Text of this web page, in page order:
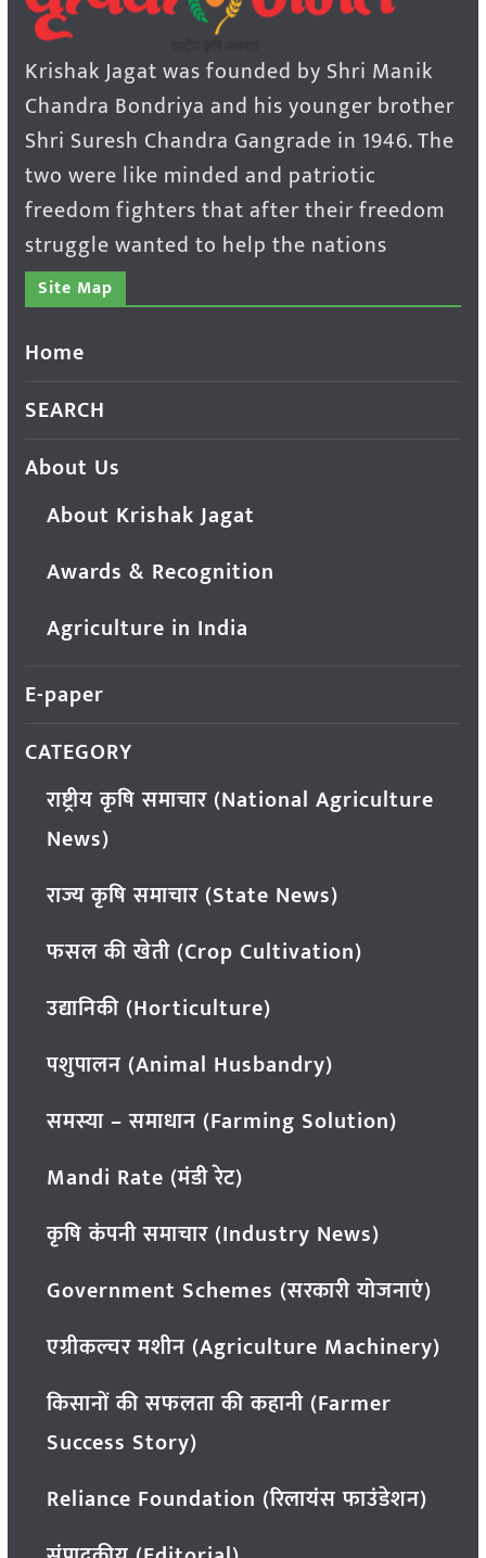
Krishak Jagat was founded by Shri Manik
Chandra Bondriya and his younger brother
Shri Suresh Chandra Gangrade in 1946. The
two were like minded and patriotic
freedom fighters that after their freedom
struggle wanted to help the nations
Site Map
Home
SEARCH
About Us
About Krishak Jagat
Awards & Recognition
Agriculture in India
E-paper
CATEGORY
राष्ट्रीय कृषि समाचार (National Agriculture
News)
राज्य कृषि समाचार (State News)
फसल की खेती (Crop Cultivation)
उद्यानिकी (Horticulture)
पशुपालन (Animal Husbandry)
समस्या – समाधान (Farming Solution)
Mandi Rate (मंडी रेट)
कृषि कंपनी समाचार (Industry News)
Government Schemes (सरकारी योजनाएं)
एग्रीकल्चर मशीन (Agriculture Machinery)
किसानों की सफलता की कहानी (Farmer
Success Story)
Reliance Foundation (रिलायंस फाउंडेशन)